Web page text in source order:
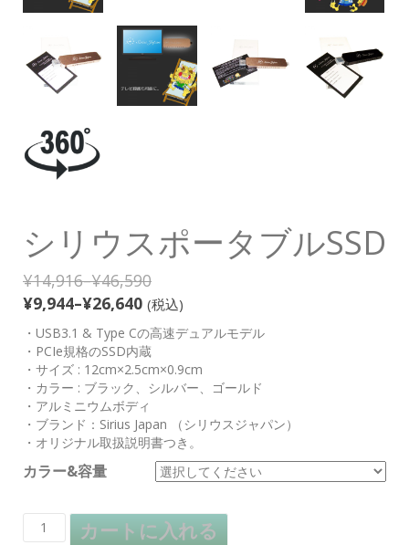
シリウスポータブルSSD
¥14,916–¥46,590
¥9,944–¥26,640 (税込)
・USB3.1 & Type Cの高速デュアルモデル
・PCIe規格のSSD内蔵
・サイズ : 12cm×2.5cm×0.9cm
・カラー : ブラック、シルバー、ゴールド
・アルミニウムボディ
・ブランド：Sirius Japan （シリウスジャパン）
・オリジナル取扱説明書つき。
カラー&容量
カートに入れる